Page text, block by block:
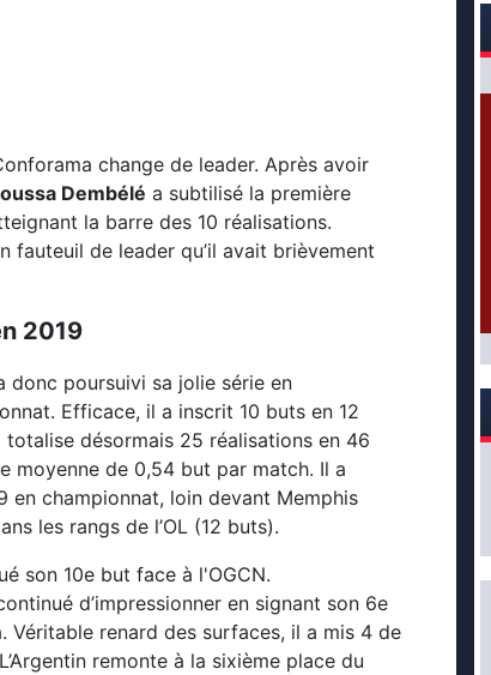
change de leader. Après avoir
Dembélé a subtilisé la première
la barre des 10 réalisations.
fauteuil de leader qu’il avait brièvement
2019
donc poursuivi sa jolie série en
Efficace, il a inscrit 10 buts en 12
désormais 25 réalisations en 46
moyenne de 0,54 but par match. Il a
en championnat, loin devant Memphis
les rangs de l’OL (12 buts).
d’impressionner en signant son 6e
Véritable renard des surfaces, il a mis 4 de
remonte à la sixième place du